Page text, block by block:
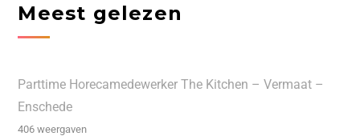
Meest gelezen
Parttime Horecamedewerker The Kitchen – Vermaat –
Enschede
406 weergaven